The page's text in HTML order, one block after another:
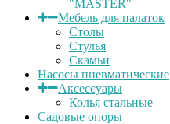
"MASTER"
Мебель для палаток
Столы
Стулья
Скамьи
Насосы пневматические
Аксессуары
Колья стальные
Садовые опоры